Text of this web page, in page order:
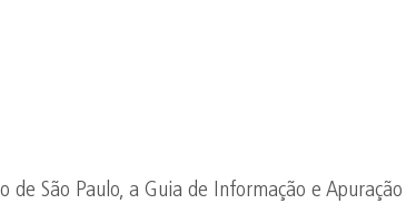
São Paulo, a Guia de Informação e Apuração